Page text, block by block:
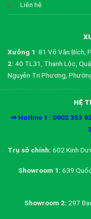
Liên hệ
Xưởng 1: 81 Võ Văn Bích,
2: 40 TL31, Thạnh Lộc,
Nguyễn Tri Phương,
HỆ
⇒ Hotline 1 : 0902 353
Trụ sở chính: 602 Kinh
Showroom 1: 639
Showroom 2: 297